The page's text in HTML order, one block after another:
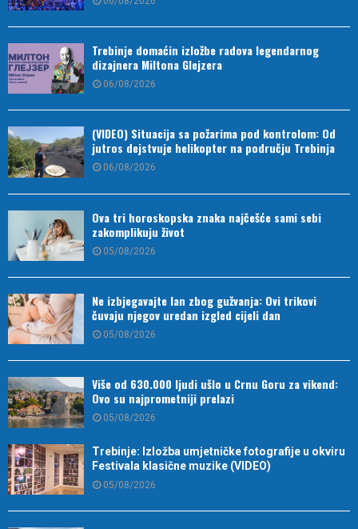
Trebinje domaćin izložbe radova legendarnog
dizajnera Miltona Glejzera
06/08/2026
(VIDEO) Situacija sa požarima pod kontrolom: Od
jutros dejstvuje helikopter na području Trebinja
06/08/2026
Ova tri horoskopska znaka najčešće sami sebi
zakomplikuju život
05/08/2026
Ne izbjegavajte lan zbog gužvanja: Ovi trikovi
čuvaju njegov uredan izgled cijeli dan
05/08/2026
Više od 630.000 ljudi ušlo u Crnu Goru za vikend:
Ovo su najprometniji prelazi
05/08/2026
Trebinje: Izložba umjetničke fotografije u okviru
Festivala klasične muzike (VIDEO)
05/08/2026